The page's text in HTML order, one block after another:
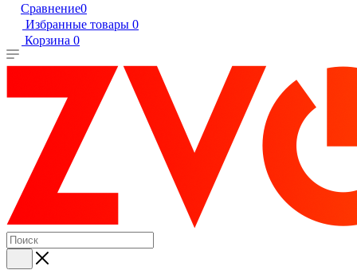
Сравнение0
Избранные товары 0
Корзина 0